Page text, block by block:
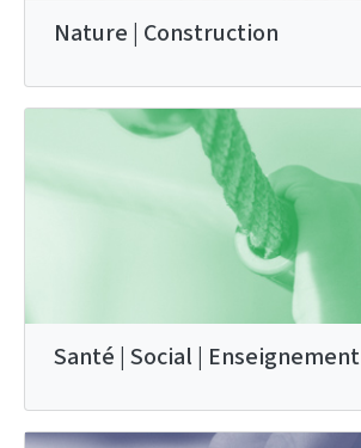
Nature | Construction
Santé | Social | Enseignement